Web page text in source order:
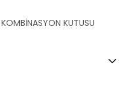
KUTUSU